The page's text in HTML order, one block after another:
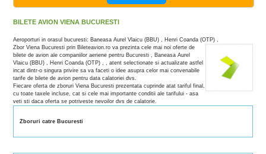
BILETE AVION VIENA BUCURESTI
Aeroporturi in orasul bucuresti: Baneasa Aurel Vlaicu (BBU) , Henri Coanda (OTP) ,
Zbor Viena Bucuresti prin Bileteavion.ro va prezinta cele mai noi oferte de
bilete de avion ale companiilor aeriene pentru Bucuresti , Baneasa Aurel
Vlaicu (BBU) , Henri Coanda (OTP) , , atent selectionate si actualizate astfel
incat dintr-o singura privire sa va faceti o idee asupra celor mai convenabile
tarife de bilete de avion pentru data calatoriei dvs.
Fiecare oferta de zboruri Viena Bucuresti prezentata cuprinde atat tariful final,
cu toate taxele incluse, cat si cele mai importante conditii ale tarifului - asa
veti sti daca oferta se potriveste nevoilor dvs de calatorie.
Zboruri catre Bucuresti